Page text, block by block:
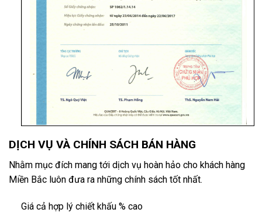
DỊCH VỤ VÀ CHÍNH SÁCH BÁN HÀNG
Nhằm mục đích mang tới dịch vụ hoàn hảo cho khách hàng
Miền Bắc luôn đưa ra những chính sách tốt nhất.
Giá cả hợp lý chiết khấu % cao